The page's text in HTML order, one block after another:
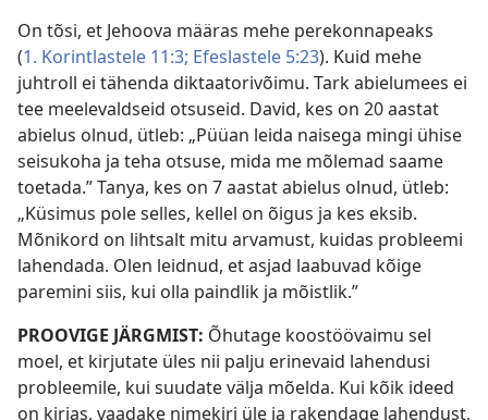
On tõsi, et Jehoova määras mehe perekonnapeaks
(1. Korintlastele 11:3; Efeslastele 5:23). Kuid mehe
juhtroll ei tähenda diktaatorivõimu. Tark abielumees ei
tee meelevaldseid otsuseid. David, kes on 20 aastat
abielus olnud, ütleb: „Püüan leida naisega mingi ühise
seisukoha ja teha otsuse, mida me mõlemad saame
toetada.” Tanya, kes on 7 aastat abielus olnud, ütleb:
„Küsimus pole selles, kellel on õigus ja kes eksib.
Mõnikord on lihtsalt mitu arvamust, kuidas probleemi
lahendada. Olen leidnud, et asjad laabuvad kõige
paremini siis, kui olla paindlik ja mõistlik.”
PROOVIGE JÄRGMIST: Õhutage koostöövaimu sel
moel, et kirjutate üles nii palju erinevaid lahendusi
probleemile, kui suudate välja mõelda. Kui kõik ideed
on kirjas, vaadake nimekiri üle ja rakendage lahendust,